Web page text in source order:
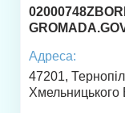
Адреса:
47201,
Хмельницького